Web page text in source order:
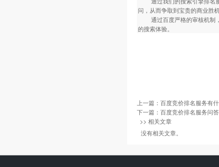
问，从而争取到宝贵的商业胜
通过百度严格的审核机制，
的搜索体验。
上一篇： 百度竞价排名服务有
下一篇： 百度竞价排名服务问答
>> 相关文章
没有相关文章。